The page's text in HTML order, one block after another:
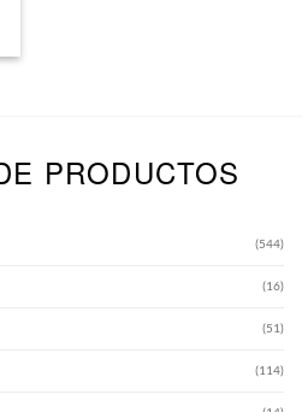
PRODUCTOS
(544)
(16)
(51)
(114)